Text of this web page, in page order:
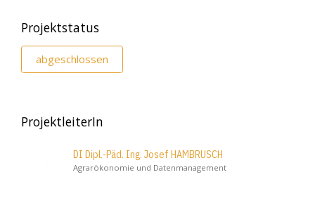
Projektstatus
abgeschlossen
ProjektleiterIn
DI Dipl.-Päd. Ing. Josef HAMBRUSCH
Agrarökonomie und Datenmanagement